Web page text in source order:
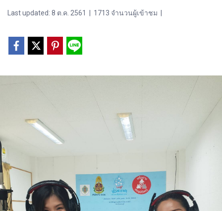
Last updated: 8 ต.ค. 2561 1713 จำนวนผู้เข้าชม